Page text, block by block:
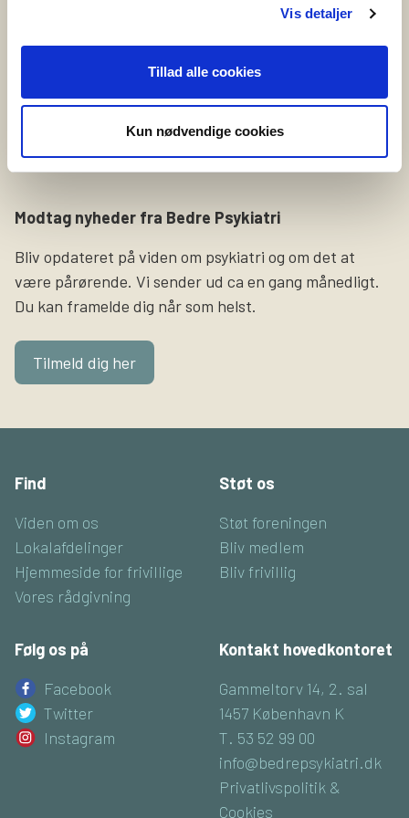
Vis detaljer
Tillad alle cookies
Kun nødvendige cookies
selvskadende eller tidligere har selvskadet, og som har
Formålet med videoerne er at sætte fokus på
hvordan det føles at leve med det i hverdagen.
Slutresultatet bliver tre […]
Modtag nyheder fra Bedre Psykiatri
Bliv opdateret på viden om psykiatri og om det at
være pårørende. Vi sender ud ca en gang månedligt.
Du kan framelde dig når som helst.
Tilmeld dig her
Find
Viden om os
Lokalafdelinger
Hjemmeside for frivillige
Vores rådgivning
Støt os
Støt foreningen
Bliv medlem
Bliv frivillig
Følg os på
Facebook
Twitter
Instagram
Kontakt hovedkontoret
Gammeltorv 14, 2. sal
1457 København K
T. 53 52 99 00
info@bedrepsykiatri.dk
Privatlivspolitik &
Cookies